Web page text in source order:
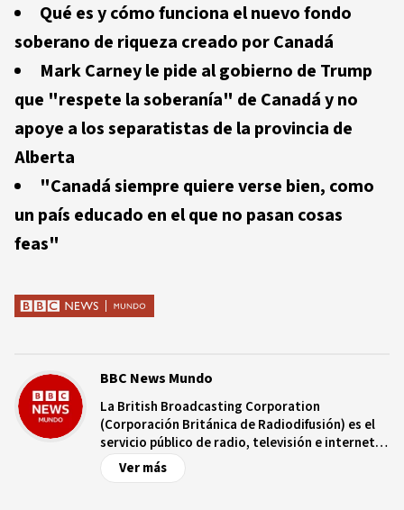
Qué es y cómo funciona el nuevo fondo
soberano de riqueza creado por Canadá
Mark Carney le pide al gobierno de Trump
que "respete la soberanía" de Canadá y no
apoye a los separatistas de la provincia de
Alberta
"Canadá siempre quiere verse bien, como
un país educado en el que no pasan cosas
feas"
BBC News Mundo
La British Broadcasting Corporation
(Corporación Británica de Radiodifusión) es el
servicio público de radio, televisión e internet
de Reino Unido, con más de nueve décadas de
trayectoria. Es independiente de controles
Ver más